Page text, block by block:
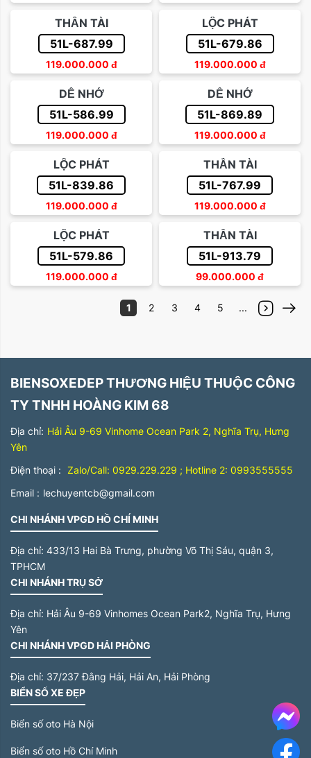
THẦN TÀI
51L-687.99
119.000.000 đ
LỘC PHÁT
51L-679.86
119.000.000 đ
DỄ NHỚ
51L-586.99
119.000.000 đ
DỄ NHỚ
51L-869.89
119.000.000 đ
LỘC PHÁT
51L-839.86
119.000.000 đ
THẦN TÀI
51L-767.99
119.000.000 đ
LỘC PHÁT
51L-579.86
119.000.000 đ
THẦN TÀI
51L-913.79
99.000.000 đ
1 2 3 4 5 ...
BIENSOXEDEP THƯƠNG HIỆU THUỘC CÔNG
TY TNHH HOÀNG KIM 68
Địa chỉ: Hải Âu 9-69 Vinhome Ocean Park 2, Nghĩa Trụ, Hưng
Yên
Điện thoại : Zalo/Call: 0929.229.229 ; Hotline 2: 0993555555
Email : lechuyentcb@gmail.com
CHI NHÁNH VPGD HỒ CHÍ MINH
Địa chỉ: 433/13 Hai Bà Trưng, phường Võ Thị Sáu, quận 3,
TPHCM
CHI NHÁNH TRỤ SỞ
Địa chỉ: Hải Âu 9-69 Vinhomes Ocean Park2, Nghĩa Trụ, Hưng
Yên
CHI NHÁNH VPGD HẢI PHÒNG
Địa chỉ: 37/237 Đằng Hải, Hải An, Hải Phòng
BIỂN SỐ XE ĐẸP
Biển số oto Hà Nội
Biển số oto Hồ Chí Minh